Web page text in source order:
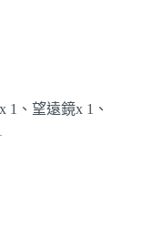
1、望遠鏡x 1、